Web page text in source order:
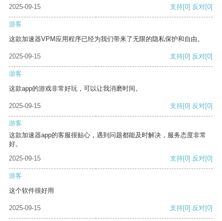
2025-09-15
支持[0] 反对[0]
游客
这款加速器VPM应用程序已经为我们带来了无限的隐私保护和自由。
2025-09-15 支持[0] 反对[0]
游客
这款app的游戏非常好玩，可以让我消磨时间。
2025-09-15 支持[0] 反对[0]
游客
这款加速器app的客服很贴心，遇到问题都能及时解决，服务态度非常
好。
2025-09-15
支持[0] 反对[0]
游客
这个软件很好用
2025-09-15 支持[0] 反对[0]